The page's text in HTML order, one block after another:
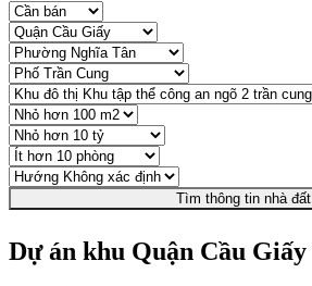
Tìm thông tin nhà đất
Dự án khu Quận Cầu Giấy